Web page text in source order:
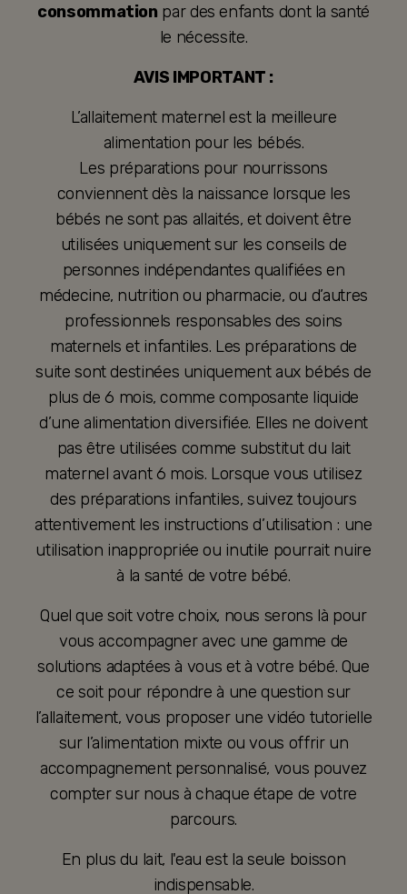
consommation par des enfants dont la santé
le nécessite.
AVIS IMPORTANT :
L’allaitement maternel est la meilleure
alimentation pour les bébés.
Les préparations pour nourrissons
conviennent dès la naissance lorsque les
bébés ne sont pas allaités, et doivent être
utilisées uniquement sur les conseils de
personnes indépendantes qualifiées en
médecine, nutrition ou pharmacie, ou d’autres
professionnels responsables des soins
maternels et infantiles. Les préparations de
suite sont destinées uniquement aux bébés de
plus de 6 mois, comme composante liquide
d’une alimentation diversifiée. Elles ne doivent
pas être utilisées comme substitut du lait
maternel avant 6 mois. Lorsque vous utilisez
des préparations infantiles, suivez toujours
attentivement les instructions d’utilisation : une
utilisation inappropriée ou inutile pourrait nuire
à la santé de votre bébé.
Quel que soit votre choix, nous serons là pour
vous accompagner avec une gamme de
solutions adaptées à vous et à votre bébé. Que
ce soit pour répondre à une question sur
l’allaitement, vous proposer une vidéo tutorielle
sur l’alimentation mixte ou vous offrir un
accompagnement personnalisé, vous pouvez
compter sur nous à chaque étape de votre
parcours.
En plus du lait, l'eau est la seule boisson
indispensable.